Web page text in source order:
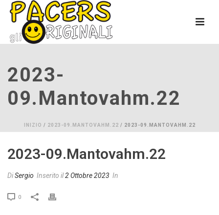
2023-
09.mantovahm.22
INIZIO / 2023-09.MANTOVAHM.22 / 2023-09.MANTOVAHM.22
2023-09.mantovahm.22
DiSergio Inserito il2 Ottobre 2023 In
0